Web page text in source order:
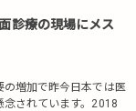
診療の現場にメス
増加で昨今日本では医
されています。2018